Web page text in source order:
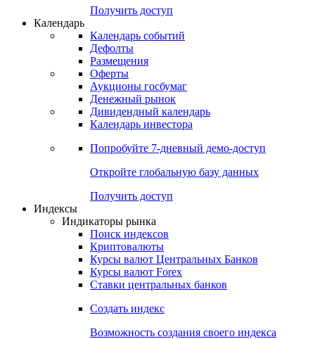
Получить доступ
Календарь
Календарь событий
Дефолты
Размещения
Оферты
Аукционы госбумаг
Денежный рынок
Дивидендный календарь
Календарь инвестора
Попробуйте 7-дневный демо-доступ
Откройте глобальную базу данных
Получить доступ
Индексы
Индикаторы рынка
Поиск индексов
Криптовалюты
Курсы валют Центральных Банков
Курсы валют Forex
Ставки центральных банков
Создать индекс
Возможность создания своего индекса